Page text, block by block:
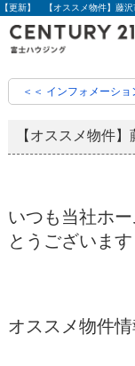
＜＜ インフォメーシ
【オススメ物件
いつも当社ホ
とうございます
オススメ物件